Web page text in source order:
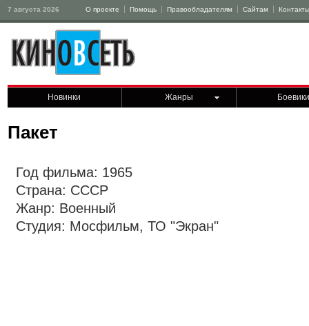
7 августа 2026 О проекте Помощь Правообладателям Сайтам Контакты
Новинки Жанры Боевики
Пакет
Год фильма: 1965
Страна: СССР
Жанр: Военный
Студия: Мосфильм, ТО "Экран"